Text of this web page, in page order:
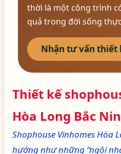
thời là một công trình
quả trong đời sống
Nhận tư vấn thiết
Thiết kế
Hòa Long Bắc
Shophouse Vinhomes Hòa
hướng như những “ngôi